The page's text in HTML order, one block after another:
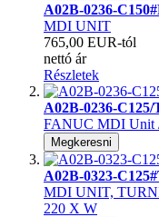
A02B-0236-
MDI UNIT
765,00 EUR-tól
nettó ár
Részletek
A02B-0236-C125/
FANUC MDI Unit
Megkeresni
A02B-0323-
MDI UNIT,
220 X W